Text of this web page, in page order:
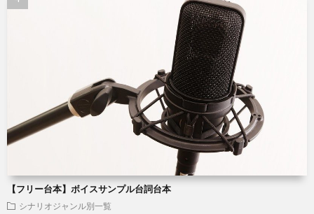
【フリー台本】ボイスサンプル台詞台本
シナリオジャンル別一覧